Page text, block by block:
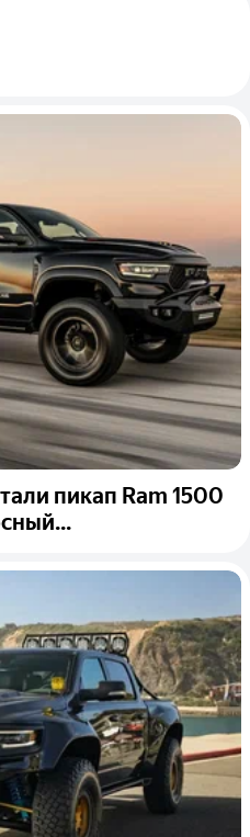
пикап Ram 1500